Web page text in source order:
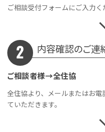
ご相談受付フォームにご入力く
内容確認のご連
ご相談者様→全住協
全住協より、メールまたはお
ていただきます。